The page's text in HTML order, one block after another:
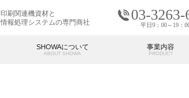
印刷関連機資材と
情報処理システムの専門商社
03-3263-
平日9：00～19：
SHOWAについて
ABOUT SHOWA
事業内容
PRODUCT